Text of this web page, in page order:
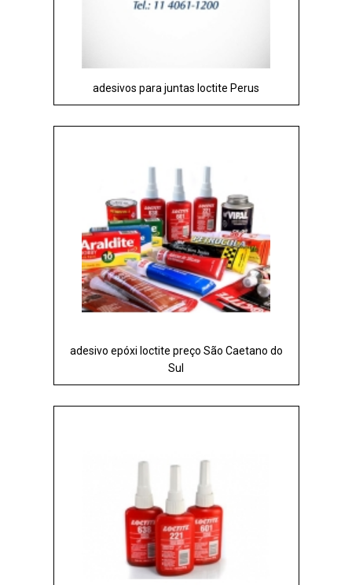
adesivos para juntas loctite Perus
adesivo epóxi loctite preço São Caetano do
Sul